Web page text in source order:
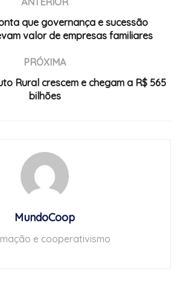
que governança e sucessão
valor de empresas familiares
PRÓXIMA
Rural crescem e chegam a R$ 565
bilhões
MundoCoop
e cooperativismo